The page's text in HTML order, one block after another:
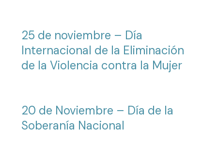
25 de noviembre – Día
Internacional de la Eliminación
de la Violencia contra la Mujer
20 de Noviembre – Día de la
Soberanía Nacional